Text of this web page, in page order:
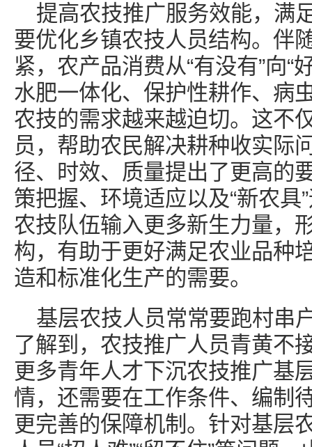
提高农技推广服务效能，满
要优化乡镇农技人员结构。伴
紧，农产品消费从“有没有”向“
水肥一体化、保护性耕作、病
农技的需求越来越迫切。这不
员，帮助农民解决耕种收实际
径、时效、质量提出了更高的
策把握、环境适应以及“新农具
农技队伍输入更多新生力量，
构，有助于更好满足农业品种
造和标准化生产的需要。
基层农技人员常常要跑村串
了解到，农技推广人员青黄不
更多青年人才下沉农技推广基
情，还需要在工作条件、编制
更完善的保障机制。针对基层